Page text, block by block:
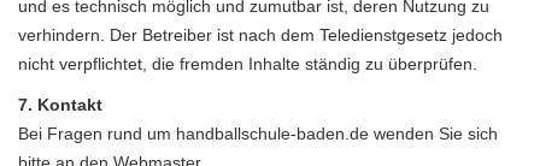
und es technisch möglich und zumutbar ist, deren Nutzung zu
verhindern. Der Betreiber ist nach dem Teledienstgesetz jedoch
nicht verpflichtet, die fremden Inhalte ständig zu überprüfen.
7. Kontakt
Bei Fragen rund um handballschule-baden.de wenden Sie sich